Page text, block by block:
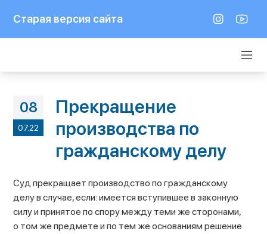
Старая версия сайта
08
07.22
Прекращение
производства по
гражданскому делу
Суд прекращает производство по гражданскому
делу в случае, если: имеется вступившее в законную
силу и принятое по спору между теми же сторонами,
о том же предмете и по тем же основаниям решение